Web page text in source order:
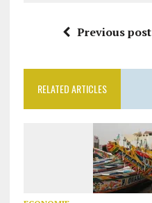
Previous post
RELATED ARTICLES